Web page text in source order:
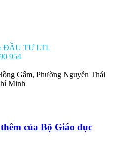
ĐẦU TƯ LTL
954
Gấm, Phường Nguyễn Thái
Minh
của Bộ Giáo dục